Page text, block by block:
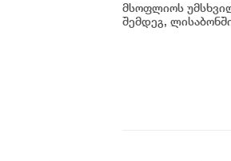
მსოფლიოს
შემდეგ,